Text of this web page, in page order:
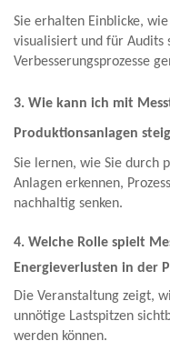
Sie erhalten Einblicke,
visualisiert und für Audits
Verbesserungsprozesse
3. Wie kann ich mit
Produktionsanlagen
Sie lernen, wie Sie durch
Anlagen erkennen,
nachhaltig senken.
4. Welche Rolle spielt
Energieverlusten in der
Die Veranstaltung zeigt,
unnötige Lastspitzen
werden können.